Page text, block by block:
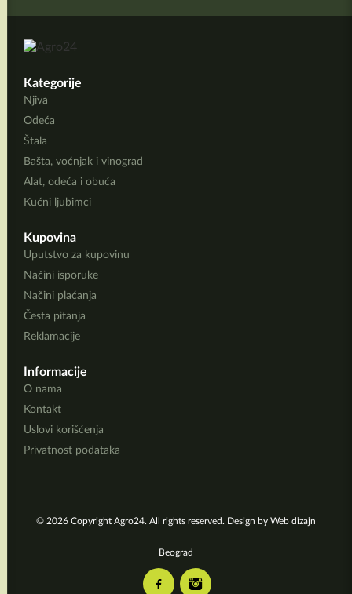
Kategorije
Njiva
Odeća
Štala
Bašta, voćnjak i vinograd
Alat, odeća i obuća
Kućni ljubimci
Kupovina
Uputstvo za kupovinu
Načini isporuke
Načini plaćanja
Česta pitanja
Reklamacije
Informacije
O nama
Kontakt
Uslovi korišćenja
Privatnost podataka
© 2026 Copyright Agro24. All rights reserved. Design by Web dizajn
Beograd